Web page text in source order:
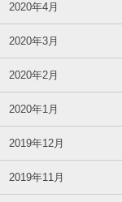
2020年4月
2020年3月
2020年2月
2020年1月
2019年12月
2019年11月